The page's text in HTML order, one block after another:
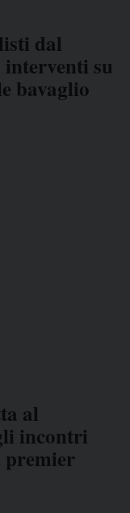
dal
su
bavaglio
al
incontri